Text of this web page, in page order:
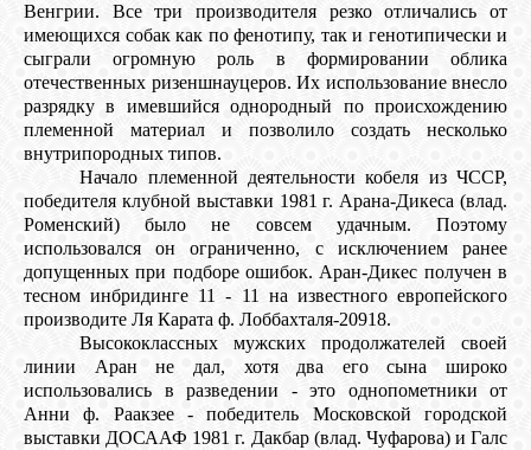
Венгрии. Все три производителя резко отличались от
имеющихся собак как по фенотипу, так и генотипически и
сыграли огромную роль в формировании облика
отечественных ризеншнауцеров. Их использование внесло
разрядку в имевшийся однородный по происхождению
племенной материал и позволило создать несколько
внутрипородных типов.
Начало племенной деятельности кобеля из ЧССР,
победителя клубной выставки 1981 г. Арана-Дикеса (влад.
Роменский) было не совсем удачным. Поэтому
использовался он ограниченно, с исключением ранее
допущенных при подборе ошибок. Аран-Дикес получен в
тесном инбридинге 11 - 11 на известного европейского
производите Ля Карата ф. Лоббахталя-20918.
Высококлассных мужских продолжателей своей
линии Аран не дал, хотя два его сына широко
использовались в разведении - это однопометники от
Анни ф. Раакзее - победитель Московской городской
выставки ДОСААФ 1981 г. Дакбар (влад. Чуфарова) и Галс